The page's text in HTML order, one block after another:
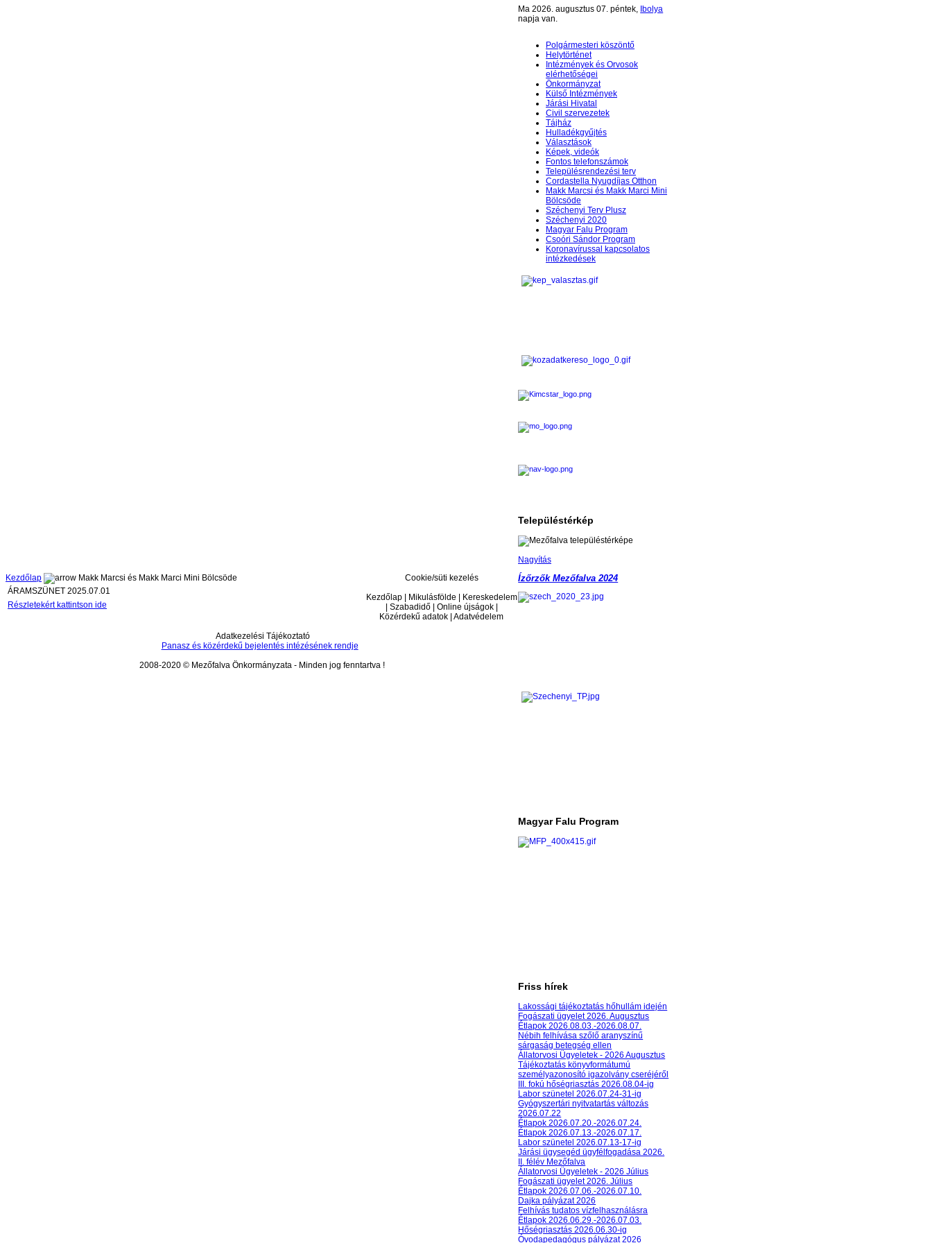
Ma 2026. augusztus 07. péntek, Ibolya
napja van.
Polgármesteri köszöntő
Helytörténet
Intézmények és Orvosok
elérhetőségei
Önkormányzat
Külső Intézmények
Járási Hivatal
Civil szervezetek
Tájház
Hulladékgyűjtés
Választások
Képek, videók
Fontos telefonszámok
Településrendezési terv
Cordastella Nyugdíjas Otthon
Makk Marcsi és Makk Marci Mini
Bölcsöde
Széchenyi Terv Plusz
Széchenyi 2020
Magyar Falu Program
Csoóri Sándor Program
Koronavírussal kapcsolatos
intézkedések
Településtérkép
Nagyítás
Kezdőlap
Makk Marcsi és Makk Marci Mini Bölcsöde
ÁRAMSZÜNET 2025.07.01
Részletekért kattintson ide
Ízőrzők Mezőfalva 2024
Magyar Falu Program
Friss hírek
Lakossági tájékoztatás hőhullám idején
Fogászati ügyelet 2026. Augusztus
Étlapok 2026.08.03.-2026.08.07.
Nébih felhívása szőlő aranyszínű
sárgaság betegség ellen
Állatorvosi Ügyeletek - 2026 Augusztus
Tájékoztatás könyvformátumú
személyazonosító igazolvány cseréjéről
III. fokú hőségriasztás 2026.08.04-ig
Labor szünetel 2026.07.24-31-ig
Gyógyszertári nyitvatartás változás
2026.07.22
Étlapok 2026.07.20.-2026.07.24.
Étlapok 2026.07.13.-2026.07.17.
Labor szünetel 2026.07.13-17-ig
Járási ügysegéd ügyfélfogadása 2026.
II. félév Mezőfalva
Állatorvosi Ügyeletek - 2026 Július
Fogászati ügyelet 2026. Július
Étlapok 2026.07.06.-2026.07.10.
Dajka pályázat 2026
Felhívás tudatos vízfelhasználásra
Étlapok 2026.06.29.-2026.07.03.
Hőségriasztás 2026.06.30-ig
Óvodapedagógus pályázat 2026
Cookie/süti kezelés
Kezdőlap | Mikulásfölde | Kereskedelem
| Szabadidő | Online újságok |
Közérdekű adatok | Adatvédelem
Adatkezelési Tájékoztató
Panasz és közérdekű bejelentés intézésének rendje
2008-2020 © Mezőfalva Önkormányzata - Minden jog fenntartva !